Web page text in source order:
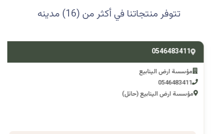
تتوفر منتجاتنا في أكثر من (16) مدينه
0546483411
مؤسسة ارض الينابيع
0546483411
مؤسسة ارض الينابيع (حائل)